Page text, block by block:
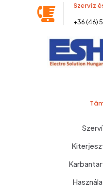
Szervíz
+36 (46)